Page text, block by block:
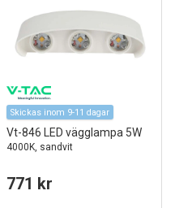
Skickas inom 9-11 dagar
Vt-846 LED vägglampa 5W
4000K, sandvit
771 kr